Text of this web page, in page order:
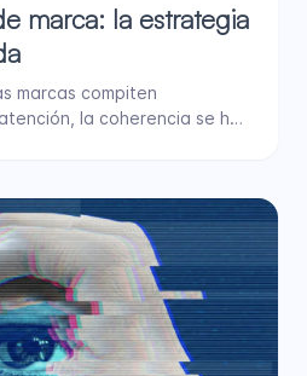
marca: la estrategia
marcas compiten
la coherencia se ha